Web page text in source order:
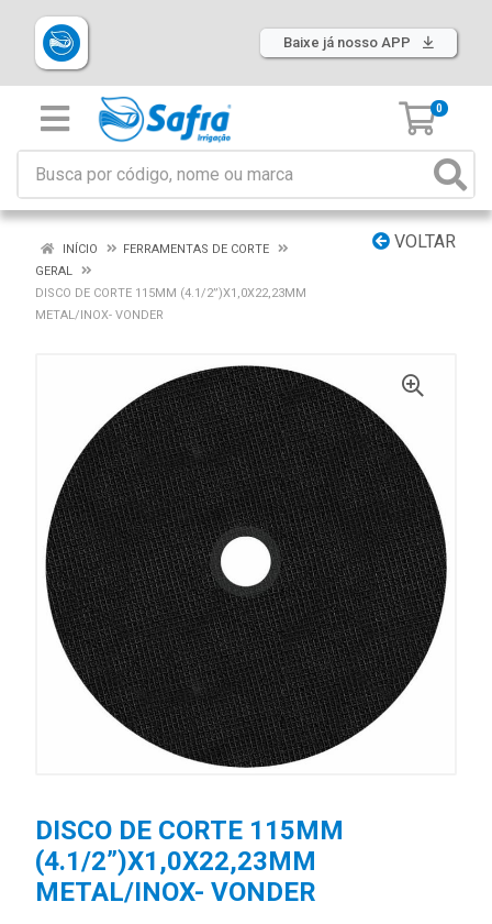
Baixe já nosso APP
0
VOLTAR
INÍCIO
FERRAMENTAS DE CORTE
GERAL
DISCO DE CORTE 115MM (4.1/2”)X1,0X22,23MM
METAL/INOX- VONDER
DISCO DE CORTE 115MM
(4.1/2”)X1,0X22,23MM
METAL/INOX- VONDER